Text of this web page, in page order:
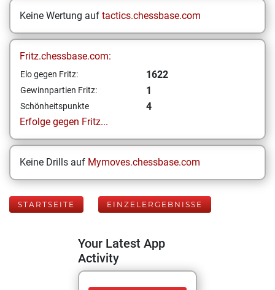
Keine Wertung auf tactics.chessbase.com
Fritz.chessbase.com:
Elo gegen Fritz: 1622
Gewinnpartien Fritz: 1
Schönheitspunkte
4
Erfolge gegen Fritz...
Keine Drills auf Mymoves.chessbase.com
STARTSEITE EINZELERGEBNISSE
Your Latest App
Activity